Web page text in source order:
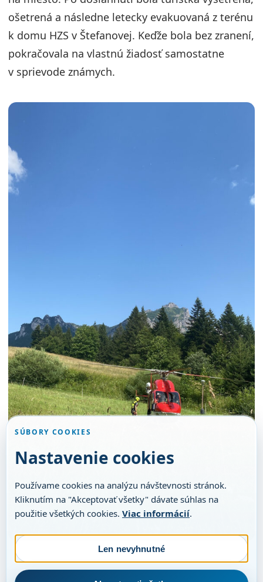
ošetrená a následne letecky evakuovaná z terénu
k domu HZS v Štefanovej. Keďže bola bez zranení,
pokračovala na vlastnú žiadosť samostatne
v sprievode známych.
SÚBORY COOKIES
Nastavenie cookies
Používame cookies na analýzu návštevnosti stránok.
Kliknutím na "Akceptovať všetky" dávate súhlas na
použitie všetkých cookies. Viac informácií.
Len nevyhnutné